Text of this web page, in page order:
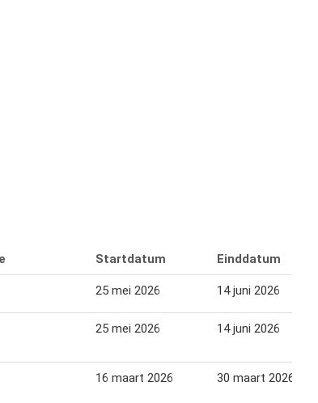
Startdatum Einddatum
25 mei 2026 14 juni 2026
25 mei 2026 14 juni 2026
16 maart 2026 30 maart 2026